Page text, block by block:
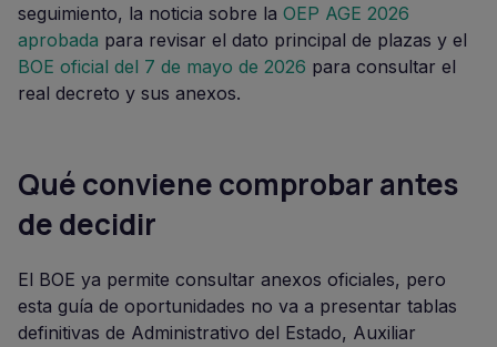
seguimiento, la noticia sobre la OEP AGE 2026
aprobada para revisar el dato principal de plazas y el
BOE oficial del 7 de mayo de 2026 para consultar el
real decreto y sus anexos.
Qué conviene comprobar antes
de decidir
El BOE ya permite consultar anexos oficiales, pero
esta guía de oportunidades no va a presentar tablas
definitivas de Administrativo del Estado, Auxiliar